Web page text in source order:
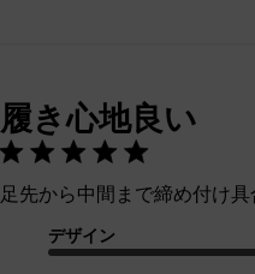
履き心地良い
足先から中間まで締め付け
デザイン